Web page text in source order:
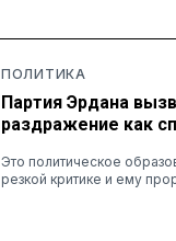
ПОЛИТИКА
Партия Эрдана
раздражение как
Это политическое
резкой критике и ему